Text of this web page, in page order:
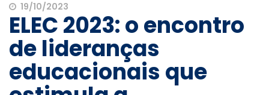
19/10/2023
ELEC 2023: o encontro
de lideranças
educacionais que